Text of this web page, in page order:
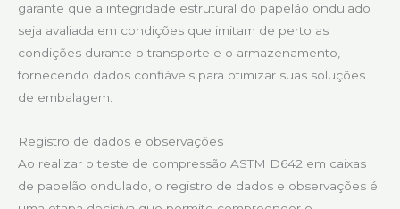
garante que a integridade estrutural do papelão ondulado
seja avaliada em condições que imitam de perto as
condições durante o transporte e o armazenamento,
fornecendo dados confiáveis para otimizar suas soluções
de embalagem.
Registro de dados e observações
Ao realizar o teste de compressão ASTM D642 em caixas
de papelão ondulado, o registro de dados e observações é